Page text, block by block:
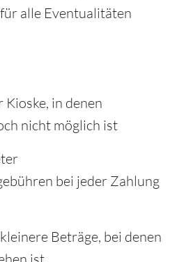
alle Eventualitäten
Kioske, in denen
nicht möglich ist
bei jeder Zahlung
Beträge, bei denen